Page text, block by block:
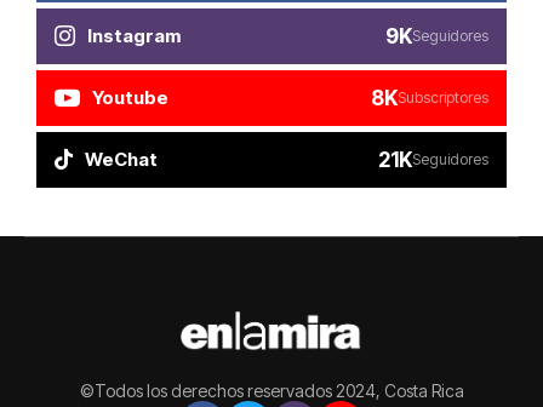
Instagram 9KSeguidores
Youtube 8KSubscriptores
WeChat 21KSeguidores
©Todos los derechos reservados 2024, Costa Rica